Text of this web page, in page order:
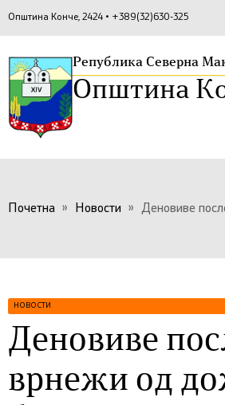
Општина Конче, 2424 • +389(32)630-325
Република Северна
Општина
Почетна » Новости » Деновиве
НОВОСТИ
Деновиве
врнежи од